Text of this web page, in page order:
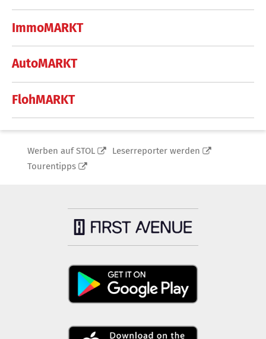
ImmoMARKT
AutoMARKT
FlohMARKT
Werben auf STOL
Leserreporter werden
Tourentipps